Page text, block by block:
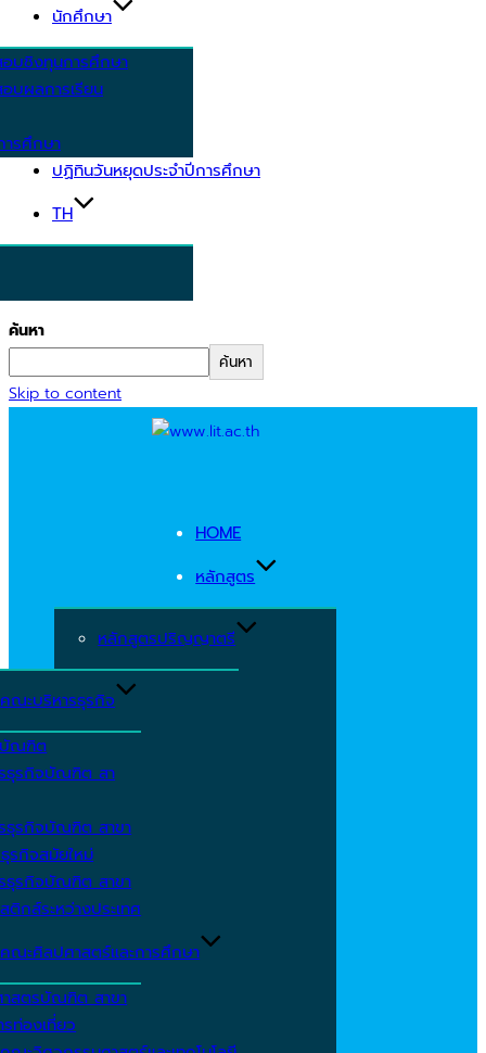
นักศึกษา
บชิงทุนการศึกษา
บผลการเรียน
รศึกษา
ปฏิทินวันหยุดประจำปีการศึกษา
TH
ค้นหา
ค้นหา
Skip to content
HOME
หลักสูตร
หลักสูตรปริญญาตรี
คณะบริหารธุรกิจ
ณฑิต
ธุรกิจบัณฑิต สา
ธุรกิจบัณฑิต สาขา
รกิจสมัยใหม่
ธุรกิจบัณฑิต สาขา
ติกส์ระหว่างประเทศ
คณะศิลปศาสตร์และการศึกษา
สตรบัณฑิต สาขา
ท่องเที่ยว